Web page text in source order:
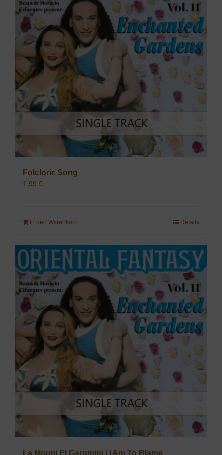
Folcloric Song
1,99 €
In den Warenkorb Details
La Mouni El Garumini / I Am To Blame